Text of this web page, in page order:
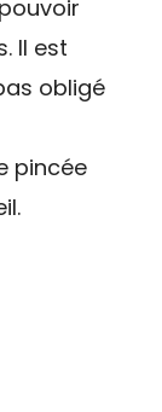
Il est
obligé
pincée